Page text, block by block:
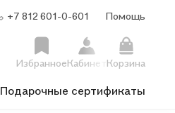
+7 812 601-0-601 Помощь
ИзбранноеКабинет Корзина
Подарочные сертификаты